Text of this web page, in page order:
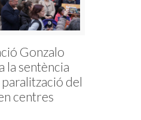
Gonzalo
la sentència
paralització del
centres